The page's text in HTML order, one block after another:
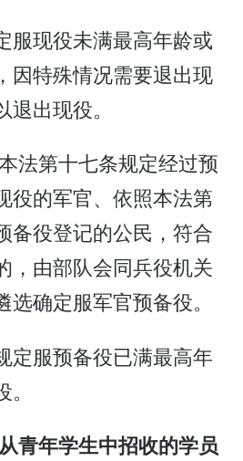
服现役未满最高年龄或
因特殊情况需要退出现
出现役。
法第十七条规定经过预
役的军官、依照本法第
备役登记的公民，符合
，由部队会同兵役机关
确定服军官预备役。
定服预备役已满最高年
青年学生中招收的学员